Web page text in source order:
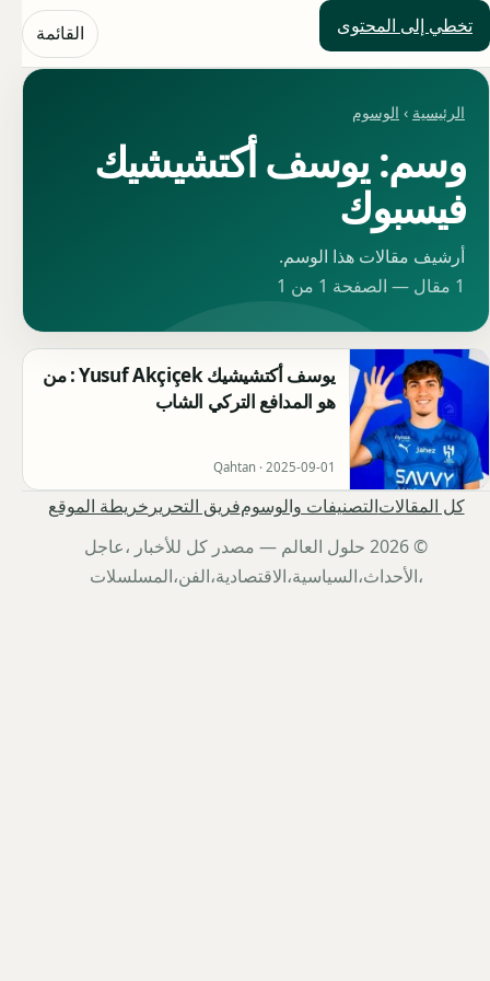
تخطي إلى المحتوى
حلول العالم القائمة
الرئيسية › الوسوم
وسم: يوسف أكتشيشيك
فيسبوك
أرشيف مقالات هذا الوسم.
1 مقال — الصفحة 1 من 1
يوسف أكتشيشيك Yusuf Akçiçek : من
هو المدافع التركي الشاب
Qahtan · 2025-09-01
كل المقالاتالتصنيفات والوسومفريق التحرير خريطة الموقع
© 2026 حلول العالم — مصدر كل للأخبار ،عاجل
،الأحداث،السياسية،الاقتصادية،الفن،المسلسلات